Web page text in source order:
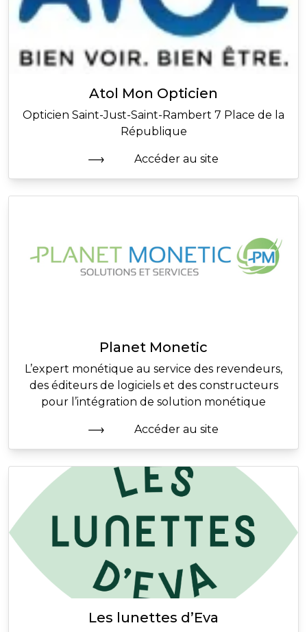
Atol Mon Opticien
Opticien Saint-Just-Saint-Rambert 7 Place de la
République
Accéder au site
Planet Monetic
L’expert monétique au service des revendeurs,
des éditeurs de logiciels et des constructeurs
pour l’intégration de solution monétique
Accéder au site
Les lunettes d’Eva